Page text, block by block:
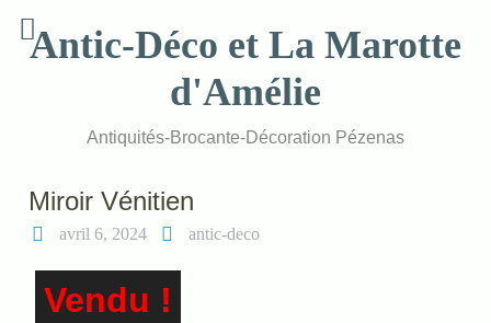
contentAntic-Déco et La Marotte
d'Amélie
Antiquités-Brocante-Décoration Pézenas
Miroir Vénitien
avril 6, 2024 antic-deco
Vendu !